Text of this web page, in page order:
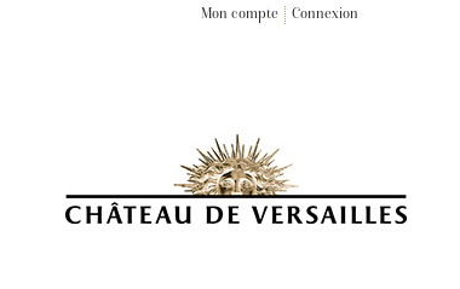
Mon compte Connexion